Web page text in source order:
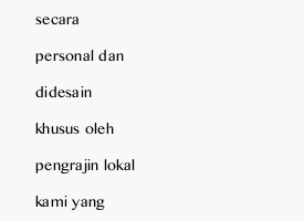
secara
personal dan
didesain
khusus oleh
pengrajin lokal
kami yang